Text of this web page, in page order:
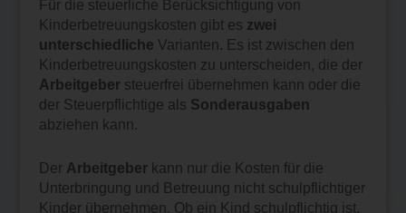
Für die steuerliche Berücksichtigung von
Kinderbetreuungskosten gibt es zwei
unterschiedliche Varianten. Es ist zwischen den
Kinderbetreuungskosten zu unterscheiden, die der
Arbeitgebersteuerfrei übernehmen kann oder die
der Steuerpflichtige als Sonderausgaben
abziehen kann.
Der Arbeitgeberkann nur die Kosten für die
Unterbringung und Betreuung nicht schulpflichtiger
Kinder übernehmen. Ob ein Kind schulpflichtig ist,